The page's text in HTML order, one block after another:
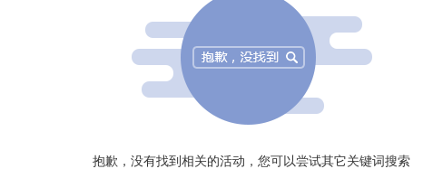
抱歉，没有找到相关的活动，您可以尝试其它关键词搜索